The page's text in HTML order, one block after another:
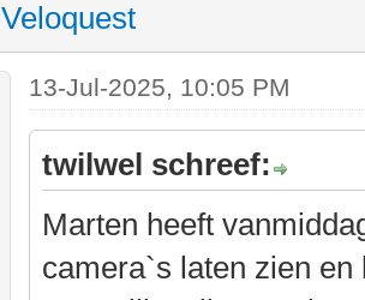
Veloquest
13-Jul-2025, 10:05 PM
twilwel schreef:
Marten heeft
camera`s laten zien